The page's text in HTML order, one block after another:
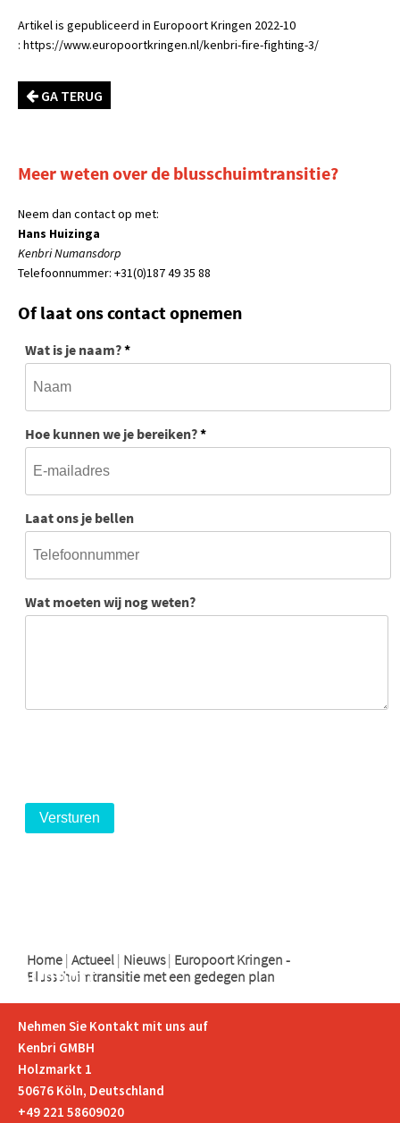
Artikel is gepubliceerd in Europoort Kringen 2022-10
: https://www.europoortkringen.nl/kenbri-fire-fighting-3/
GA TERUG
Meer weten over de blusschuimtransitie?
Neem dan contact op met:
Hans Huizinga
Kenbri Numansdorp
Telefoonnummer: +31(0)187 49 35 88
Of laat ons contact opnemen
Wat is je naam?*
Hoe kunnen we je bereiken?*
Laat ons je bellen
Wat moeten wij nog weten?
Home | Actueel | Nieuws | Europoort Kringen -
Blusschuimtransitie met een gedegen plan
Support
Nehmen Sie Kontakt mit uns auf
Kenbri GMBH
Holzmarkt 1
50676 Köln, Deutschland
+49 221 58609020